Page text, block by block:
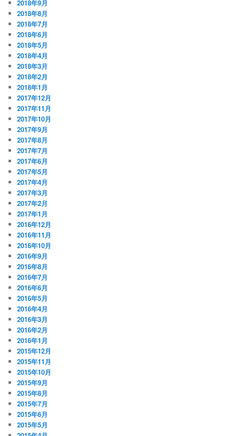
2018年9月
2018年8月
2018年7月
2018年6月
2018年5月
2018年4月
2018年3月
2018年2月
2018年1月
2017年12月
2017年11月
2017年10月
2017年9月
2017年8月
2017年7月
2017年6月
2017年5月
2017年4月
2017年3月
2017年2月
2017年1月
2016年12月
2016年11月
2016年10月
2016年9月
2016年8月
2016年7月
2016年6月
2016年5月
2016年4月
2016年3月
2016年2月
2016年1月
2015年12月
2015年11月
2015年10月
2015年9月
2015年8月
2015年7月
2015年6月
2015年5月